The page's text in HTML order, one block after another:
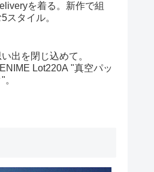
を着る。新作で組
スタイル。
い出を閉じ込めて。
Lot220A "真空パッ
。